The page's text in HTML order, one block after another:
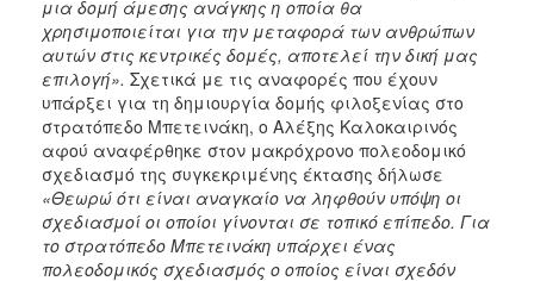
μια δομή άμεσης ανάγκης η οποία θα
χρησιμοποιείται για την μεταφορά των ανθρώπων
αυτών στις κεντρικές δομές, αποτελεί την δική μας
επιλογή». Σχετικά με τις αναφορές που έχουν
υπάρξει για τη δημιουργία δομής φιλοξενίας στο
στρατόπεδο Μπετεινάκη, ο Αλέξης Καλοκαιρινός
αφού αναφέρθηκε στον μακρόχρονο πολεοδομικό
σχεδιασμό της συγκεκριμένης έκτασης δήλωσε
«Θεωρώ ότι είναι αναγκαίο να ληφθούν υπόψη οι
σχεδιασμοί οι οποίοι γίνονται σε τοπικό επίπεδο. Για
το στρατόπεδο Μπετεινάκη υπάρχει ένας
πολεοδομικός σχεδιασμός ο οποίος είναι σχεδόν